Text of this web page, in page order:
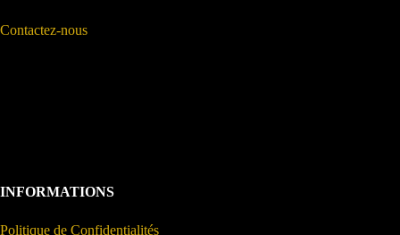
Contactez-nous
INFORMATIONS
Politique de Confidentialités